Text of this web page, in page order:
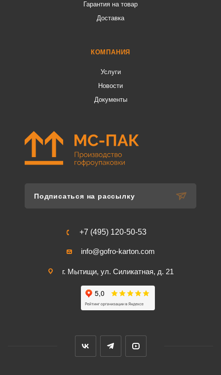
Гарантия на товар
Доставка
КОМПАНИЯ
Услуги
Новости
Документы
Подписаться на рассылку
+7 (495) 120-50-53
info@gofro-karton.com
г. Мытищи, ул. Силикатная, д. 21